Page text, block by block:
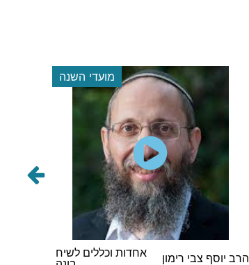
מועדי השנה
הרב יוסף צבי רימון
אחדות וכללים לשיח